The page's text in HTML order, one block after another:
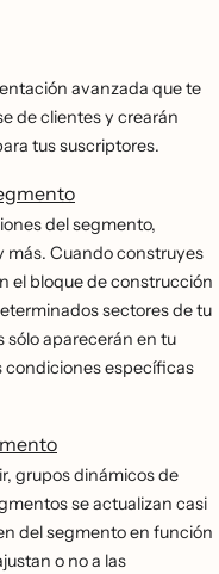
avanzada que te
de clientes y crearán
tus suscriptores.
del segmento,
más. Cuando construyes
el bloque de construcción
sectores de tu
sólo aparecerán en tu
específicas
grupos dinámicos de
se actualizan casi
del segmento en función
o no a las